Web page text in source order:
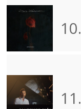
10.
11.